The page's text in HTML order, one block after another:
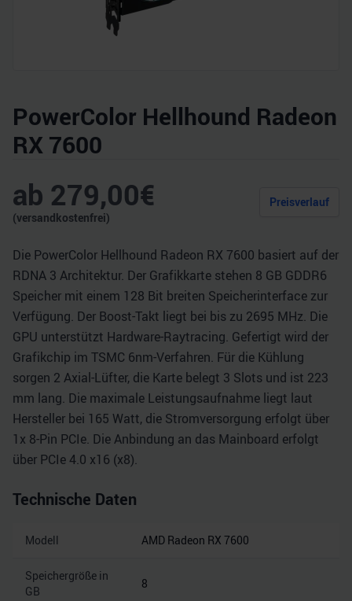
PowerColor Hellhound Radeon
RX 7600
ab 279,00€
(versandkostenfrei)
Preisverlauf
Die PowerColor Hellhound Radeon RX 7600 basiert auf der
RDNA 3 Architektur. Der Grafikkarte stehen 8 GB GDDR6
Speicher mit einem 128 Bit breiten Speicherinterface zur
Verfügung. Der Boost-Takt liegt bei bis zu 2695 MHz. Die
GPU unterstützt Hardware-Raytracing. Gefertigt wird der
Grafikchip im TSMC 6nm-Verfahren. Für die Kühlung
sorgen 2 Axial-Lüfter, die Karte belegt 3 Slots und ist 223
mm lang. Die maximale Leistungsaufnahme liegt laut
Hersteller bei 165 Watt, die Stromversorgung erfolgt über
1x 8-Pin PCIe. Die Anbindung an das Mainboard erfolgt
über PCIe 4.0 x16 (x8).
Technische Daten
Modell AMD Radeon RX 7600
Speichergröße in
GB
8